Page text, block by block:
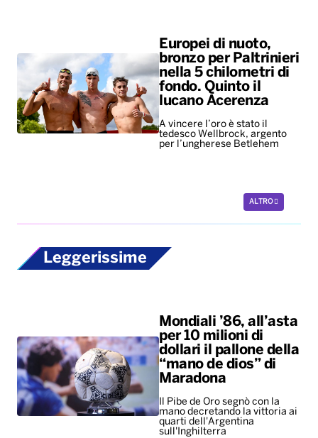
Europei di nuoto,
bronzo per Paltrinieri
nella 5 chilometri di
fondo. Quinto il
lucano Acerenza
A vincere l’oro è stato il
tedesco Wellbrock, argento
per l’ungherese Betlehem
ALTRO
Leggerissime
Mondiali ’86, all’asta
per 10 milioni di
dollari il pallone della
“mano de dios” di
Maradona
Il Pibe de Oro segnò con la
mano decretando la vittoria ai
quarti dell'Argentina
sull'Inghilterra